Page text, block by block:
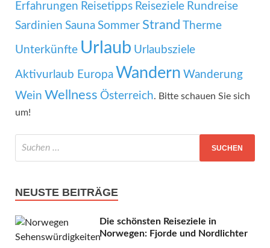
Erfahrungen Reisetipps Reiseziele Rundreise
Sardinien Sauna Sommer Strand Therme
Unterkünfte Urlaub Urlaubsziele
Aktivurlaub Europa Wandern Wanderung
Wein Wellness Österreich. Bitte schauen Sie sich
um!
NEUSTE BEITRÄGE
Die schönsten Reiseziele in
Norwegen: Fjorde und Nordlichter